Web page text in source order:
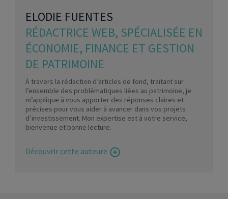
ELODIE FUENTES
RÉDACTRICE WEB, SPÉCIALISÉE EN
ÉCONOMIE, FINANCE ET GESTION
DE PATRIMOINE
À travers la rédaction d’articles de fond, traitant sur
l’ensemble des problématiques liées au patrimoine, je
m’applique à vous apporter des réponses claires et
précises pour vous aider à avancer dans vos projets
d’investissement. Mon expertise est à votre service,
bienvenue et bonne lecture.
Découvrir cette auteure